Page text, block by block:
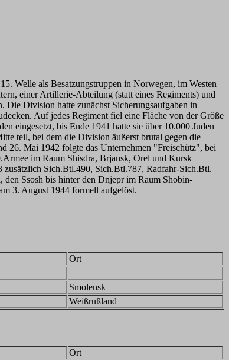
Welle als Besatzungstruppen in Norwegen, im Westen
einer Artillerie-Abteilung (statt eines Regiments) und
Die Division hatte zunächst Sicherungsaufgaben in
Auf jedes Regiment fiel eine Fläche von der Größe
eingesetzt, bis Ende 1941 hatte sie über 10.000 Juden
teil, bei dem die Division äußerst brutal gegen die
26. Mai 1942 folgte das Unternehmen "Freischütz", bei
im Raum Shisdra, Brjansk, Orel und Kursk
Sich.Btl.490, Sich.Btl.787, Radfahr-Sich.Btl.
Ssosh bis hinter den Dnjepr im Raum Shobin-
3. August 1944 formell aufgelöst.
Ort
Smolensk
Weißrußland
Ort